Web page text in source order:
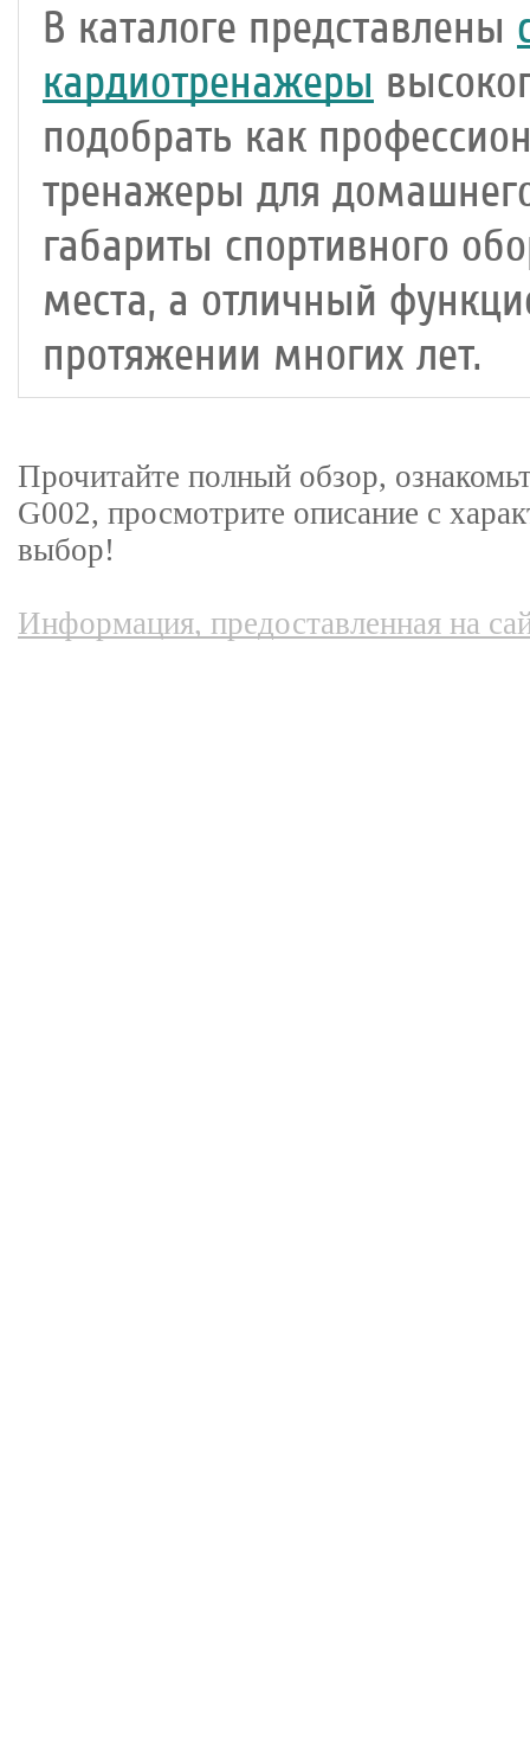
В каталоге представлены
кардиотренажеры
подобрать как
тренажеры для
габариты спортивного
места, а отличный
протяжении многих лет.
Прочитайте полный обзор,
G002, просмотрите описание с
выбор!
Информация, предоставленная на